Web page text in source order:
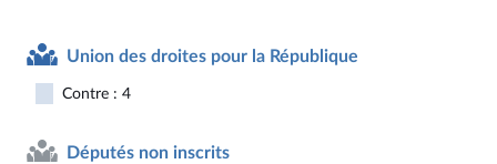
Union des droites pour la République
Contre : 4
Députés non inscrits